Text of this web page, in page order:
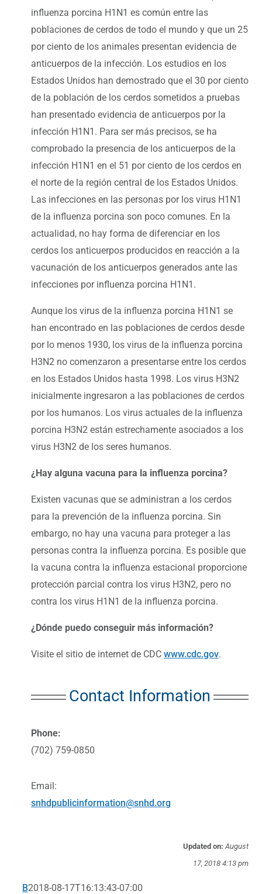
influenza porcina H1N1 es común entre las
poblaciones de cerdos de todo el mundo y que un 25
por ciento de los animales presentan evidencia de
anticuerpos de la infección. Los estudios en los
Estados Unidos han demostrado que el 30 por ciento
de la población de los cerdos sometidos a pruebas
han presentado evidencia de anticuerpos por la
infección H1N1. Para ser más precisos, se ha
comprobado la presencia de los anticuerpos de la
infección H1N1 en el 51 por ciento de los cerdos en
el norte de la región central de los Estados Unidos.
Las infecciones en las personas por los virus H1N1
de la influenza porcina son poco comunes. En la
actualidad, no hay forma de diferenciar en los
cerdos los anticuerpos producidos en reacción a la
vacunación de los anticuerpos generados ante las
infecciones por influenza porcina H1N1.
Aunque los virus de la influenza porcina H1N1 se
han encontrado en las poblaciones de cerdos desde
por lo menos 1930, los virus de la influenza porcina
H3N2 no comenzaron a presentarse entre los cerdos
en los Estados Unidos hasta 1998. Los virus H3N2
inicialmente ingresaron a las poblaciones de cerdos
por los humanos. Los virus actuales de la influenza
porcina H3N2 están estrechamente asociados a los
virus H3N2 de los seres humanos.
¿Hay alguna vacuna para la influenza porcina?
Existen vacunas que se administran a los cerdos
para la prevención de la influenza porcina. Sin
embargo, no hay una vacuna para proteger a las
personas contra la influenza porcina. Es posible que
la vacuna contra la influenza estacional proporcione
protección parcial contra los virus H3N2, pero no
contra los virus H1N1 de la influenza porcina.
¿Dónde puedo conseguir más información?
Visite el sitio de internet de CDC www.cdc.gov.
Contact Information
Phone:
(702) 759-0850
Email:
snhdpublicinformation@snhd.org
Updated on: August
17, 2018 4:13 pm
B2018-08-17T16:13:43-07:00